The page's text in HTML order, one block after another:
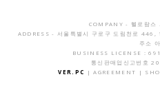
COMPANY - 헬로람스
ADDRESS - 서울특별시 구로구 도림천로
주소
BUSINESS LICENSE :
통신판매업신고번호
VER.PC
|AGREEMENT |